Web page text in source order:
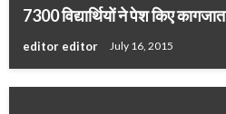
7300 विद्यार्थियों ने पेश किए कागजात
editor editor July 16, 2015